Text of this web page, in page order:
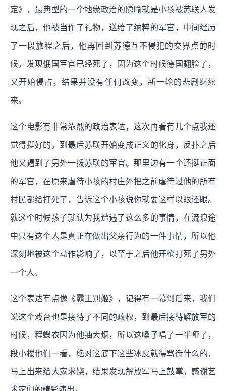
定》，最典型的一个地缘政治的隐喻就是小孩被苏联人发
现之后，他被当作了礼物，送给了纳粹的军官，中间经历
了一段旅程之后，他再回到苏德互不侵犯的交界点的时
候，发现俄国军官已经死了，因为这个时候德国翻脸了，
又开始侵占，结果并没有任何改变，新一轮的悲剧继续
来。
这个电影有非常浓烈的政治表达，这次再看有几个点我还
觉得挺好的，到最后苏联开始变成正义的化身，反扑之后
他又遇到了另外一拨苏联的军官。那里边有一个还挺正面
的军官，在原来虐待小孩的村庄外把之前虐待过他的所有
村民都给打死了，告诉这个小孩说你就要这样以眼还眼。
就这个时候孩子就认为我遭遇了这么多的事情，在流浪途
中只有这个人是真正在做出父亲行为的一件事情，所以他
深刻地被这个动作影响了，以至于之后他开枪打死了另外
一个人。
这个表达有点像《霸王别姬》，记得有一幕到后来，我们
说这个戏台也是接待了不同的政权，到最后接待解放军的
时候，程蝶衣因为他抽大烟，所以这嗓子唱了一半哑了，
段小楼他们一看，绝对这底下这些冰皮就得骂街什么的，
马上出来给大家求饶，结果发现解放军马上鼓掌，感谢艺